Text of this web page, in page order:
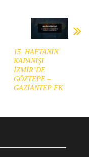
15. HAFTANIN
KAPANIŞI
İZMİR’DE
GÖZTEPE –
GAZİANTEP FK